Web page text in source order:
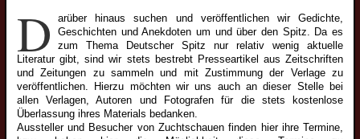
D
arüber hinaus suchen und veröffentlichen wir Gedichte,
Geschichten und Anekdoten um und über den Spitz. Da es
zum Thema Deutscher Spitz nur relativ wenig aktuelle
Literatur gibt, sind wir stets bestrebt Presseartikel aus Zeitschriften
und Zeitungen zu sammeln und mit Zustimmung der Verlage zu
veröffentlichen. Hierzu möchten wir uns auch an dieser Stelle bei
allen Verlagen, Autoren und Fotografen für die stets kostenlose
Überlassung ihres Materials bedanken.
Aussteller und Besucher von Zuchtschauen finden hier ihre Termine,
Welpen
Wolfsspitzwelpen
Großspitzwelpen
Mittelspitzwelpen